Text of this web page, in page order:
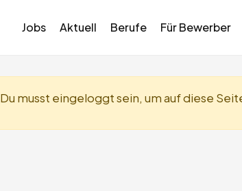
Jobs Aktuell Berufe Für Bewerber
Du musst eingeloggt sein, um auf diese